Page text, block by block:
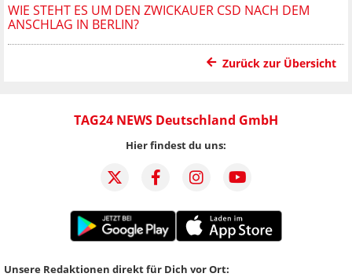
WIE STEHT ES UM DEN ZWICKAUER CSD NACH DEM
ANSCHLAG IN BERLIN?
Zurück zur Übersicht
TAG24 NEWS Deutschland GmbH
Hier findest du uns:
Unsere Redaktionen direkt für Dich vor Ort: